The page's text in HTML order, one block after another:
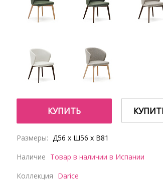
КУПИТЬ
Размеры: Д56 x Ш56 x В81
Наличие Товар в наличии в Испании
Коллекция Darice